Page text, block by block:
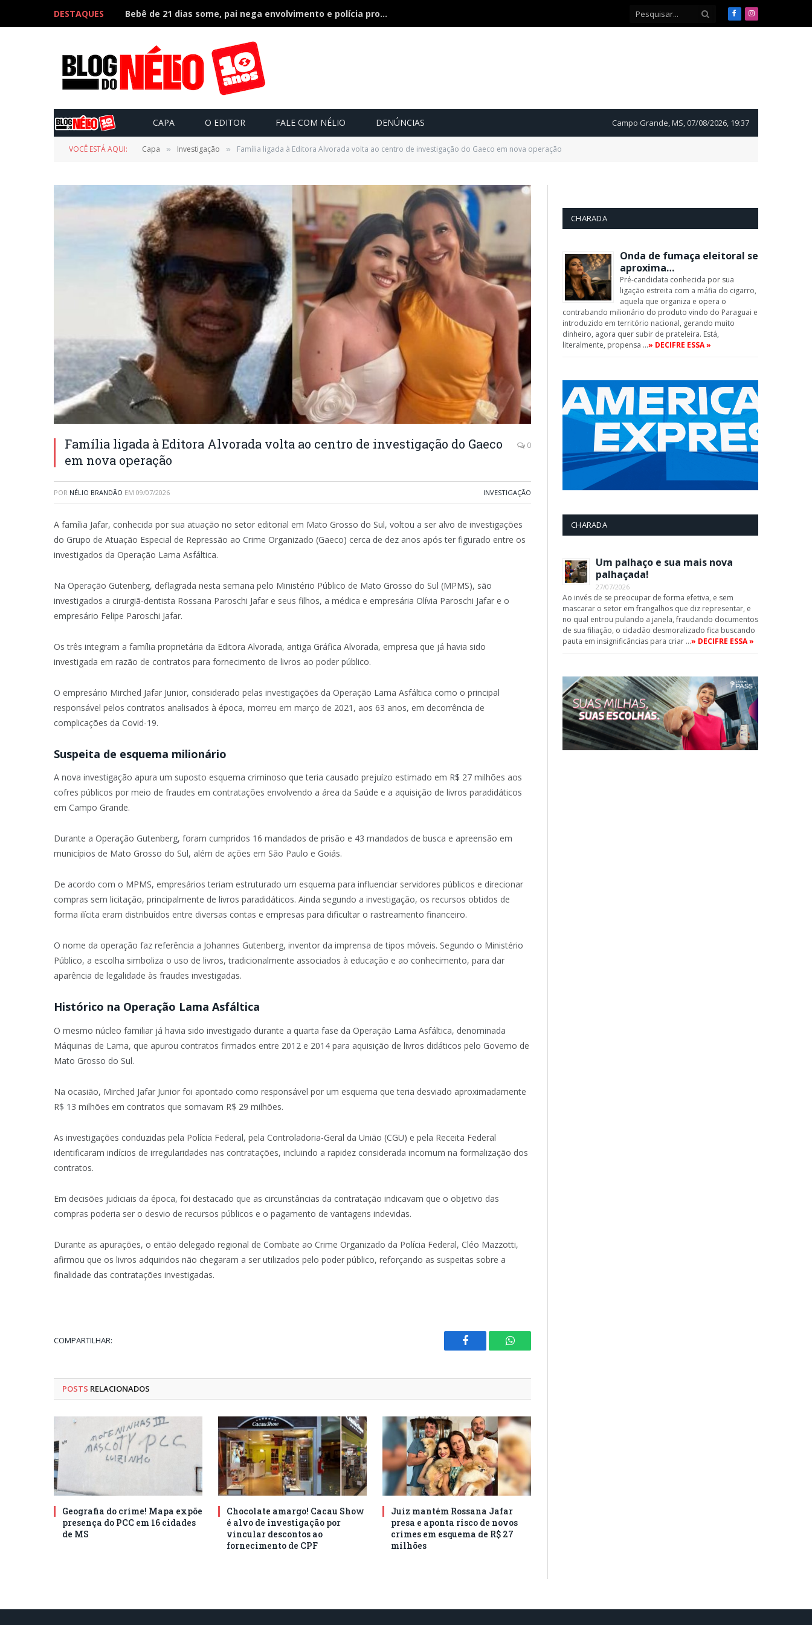
DESTAQUES Bebê de 21 dias some, pai nega envolvimento e polícia procura a criança FacebookInstagram
CAPA O EDITOR FALE COM NÉLIO DENÚNCIAS Campo Grande, MS, 07/08/2026, 19:37
VOCÊ ESTÁ AQUI: Capa » Investigação » Família ligada à Editora Alvorada volta ao centro de investigação do Gaeco em nova operação
Família ligada à Editora Alvorada volta ao centro de investigação do Gaeco
em nova operação
0
POR NÉLIO BRANDÃO EM 09/07/2026 INVESTIGAÇÃO
A família Jafar, conhecida por sua atuação no setor editorial em Mato Grosso do Sul, voltou a ser alvo de investigações
do Grupo de Atuação Especial de Repressão ao Crime Organizado (Gaeco) cerca de dez anos após ter figurado entre os
investigados da Operação Lama Asfáltica.
Na Operação Gutenberg, deflagrada nesta semana pelo Ministério Público de Mato Grosso do Sul (MPMS), são
investigados a cirurgiã-dentista Rossana Paroschi Jafar e seus filhos, a médica e empresária Olívia Paroschi Jafar e o
empresário Felipe Paroschi Jafar.
Os três integram a família proprietária da Editora Alvorada, antiga Gráfica Alvorada, empresa que já havia sido
investigada em razão de contratos para fornecimento de livros ao poder público.
O empresário Mirched Jafar Junior, considerado pelas investigações da Operação Lama Asfáltica como o principal
responsável pelos contratos analisados à época, morreu em março de 2021, aos 63 anos, em decorrência de
complicações da Covid-19.
Suspeita de esquema milionário
A nova investigação apura um suposto esquema criminoso que teria causado prejuízo estimado em R$ 27 milhões aos
cofres públicos por meio de fraudes em contratações envolvendo a área da Saúde e a aquisição de livros paradidáticos
em Campo Grande.
Durante a Operação Gutenberg, foram cumpridos 16 mandados de prisão e 43 mandados de busca e apreensão em
municípios de Mato Grosso do Sul, além de ações em São Paulo e Goiás.
De acordo com o MPMS, empresários teriam estruturado um esquema para influenciar servidores públicos e direcionar
compras sem licitação, principalmente de livros paradidáticos. Ainda segundo a investigação, os recursos obtidos de
forma ilícita eram distribuídos entre diversas contas e empresas para dificultar o rastreamento financeiro.
O nome da operação faz referência a Johannes Gutenberg, inventor da imprensa de tipos móveis. Segundo o Ministério
Público, a escolha simboliza o uso de livros, tradicionalmente associados à educação e ao conhecimento, para dar
aparência de legalidade às fraudes investigadas.
Histórico na Operação Lama Asfáltica
O mesmo núcleo familiar já havia sido investigado durante a quarta fase da Operação Lama Asfáltica, denominada
Máquinas de Lama, que apurou contratos firmados entre 2012 e 2014 para aquisição de livros didáticos pelo Governo de
Mato Grosso do Sul.
Na ocasião, Mirched Jafar Junior foi apontado como responsável por um esquema que teria desviado aproximadamente
R$ 13 milhões em contratos que somavam R$ 29 milhões.
As investigações conduzidas pela Polícia Federal, pela Controladoria-Geral da União (CGU) e pela Receita Federal
identificaram indícios de irregularidades nas contratações, incluindo a rapidez considerada incomum na formalização dos
contratos.
Em decisões judiciais da época, foi destacado que as circunstâncias da contratação indicavam que o objetivo das
compras poderia ser o desvio de recursos públicos e o pagamento de vantagens indevidas.
Durante as apurações, o então delegado regional de Combate ao Crime Organizado da Polícia Federal, Cléo Mazzotti,
afirmou que os livros adquiridos não chegaram a ser utilizados pelo poder público, reforçando as suspeitas sobre a
finalidade das contratações investigadas.
COMPARTILHAR:
Facebook WhatsApp
POSTS RELACIONADOS
Geografia do crime! Mapa expõe
presença do PCC em 16 cidades
de MS
Chocolate amargo! Cacau Show
é alvo de investigação por
vincular descontos ao
fornecimento de CPF
Juiz mantém Rossana Jafar
presa e aponta risco de novos
crimes em esquema de R$ 27
milhões
CHARADA
Onda de fumaça eleitoral se
aproxima…
Pré-candidata conhecida por sua
ligação estreita com a máfia do cigarro,
aquela que organiza e opera o
contrabando milionário do produto vindo do Paraguai e
introduzido em território nacional, gerando muito
dinheiro, agora quer subir de prateleira. Está,
literalmente, propensa …» DECIFRE ESSA »
CHARADA
Um palhaço e sua mais nova
palhaçada!
27/07/2026
Ao invés de se preocupar de forma efetiva, e sem
mascarar o setor em frangalhos que diz representar, e
no qual entrou pulando a janela, fraudando documentos
de sua filiação, o cidadão desmoralizado fica buscando
pauta em insignificâncias para criar …» DECIFRE ESSA »